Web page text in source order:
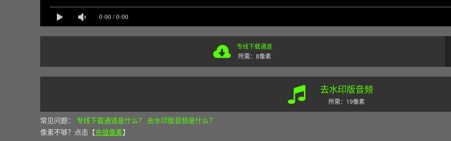
专线下载通道
所需：8像素
去水印版音频
所需：19像素
常见问题： 专线下载通道是什么？ 去水印版音频是什么？
像素不够？点击【充值像素】